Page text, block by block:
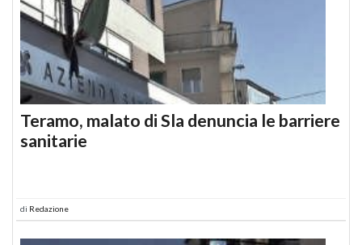
Teramo, malato di Sla denuncia le barriere
sanitarie
di Redazione